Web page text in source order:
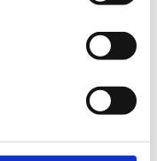
Specifications
baksida", den är